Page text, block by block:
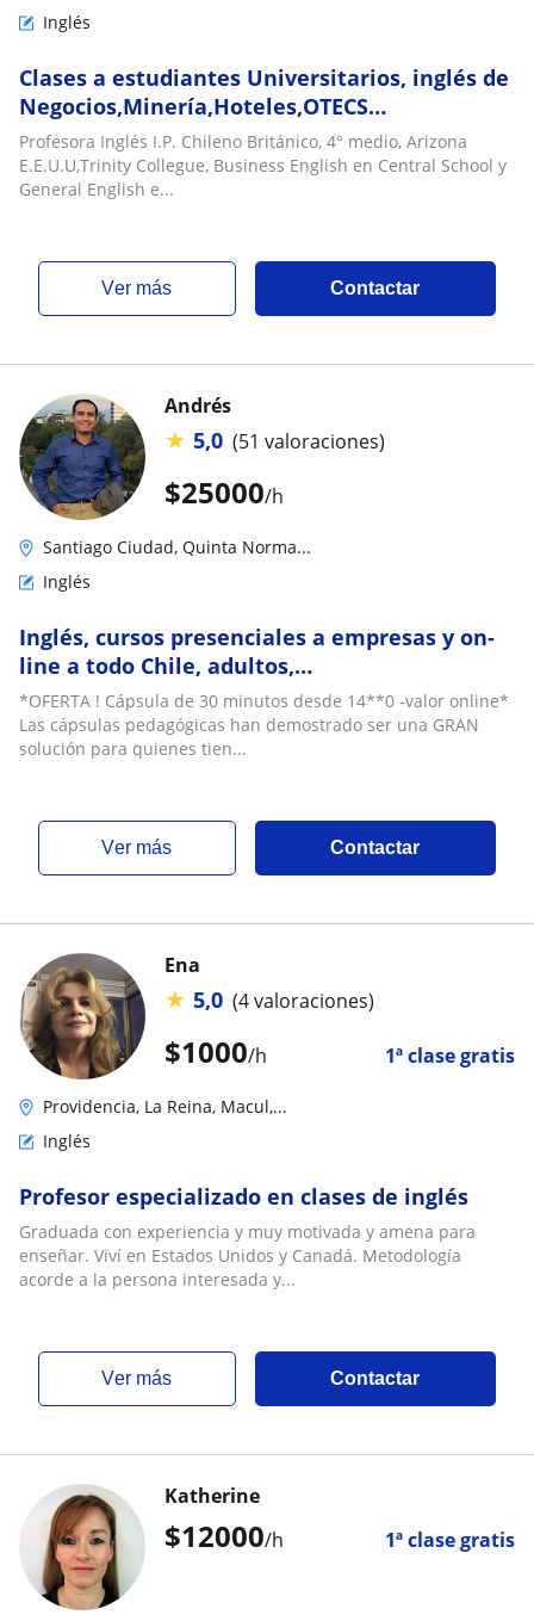
Inglés
Clases a estudiantes Universitarios, inglés de
Negocios,Minería,Hoteles,OTECS
capacitación,Contabilidad,Inglés
Técnico,TOEIC, Sence cursos: Hoteles, Inglés
de negocios, Contadores, Empresas de
Profesora Inglés I.P. Chileno Británico, 4° medio, Arizona
E.E.U.U,Trinity Collegue, Business English en Central School y
General English e...
ver más Contactar
$25000/h
Andrés
★ 5,0 (51 valoraciones)
Santiago Ciudad, Quinta Norma...
Inglés
Inglés, cursos presenciales a empresas y on-
line a todo Chile, adultos,
universitarios.Objetivos específicos. English
made easy. Capsulas min!
*OFERTA ! Cápsula de 30 minutos desde 14**0 -valor online*
Las cápsulas pedagógicas han demostrado ser una GRAN
solución para quienes tien...
ver más Contactar
$1000/h 1ª clase gratis
Ena
★ 5,0 (4 valoraciones)
Providencia, La Reina, Macul,...
Inglés
Profesor especializado en clases de inglés
Graduada con experiencia y muy motivada y amena para
enseñar. Viví en Estados Unidos y Canadá. Metodología
acorde a la persona interesada y...
ver más Contactar
$12000/h 1ª clase gratis
Katherine